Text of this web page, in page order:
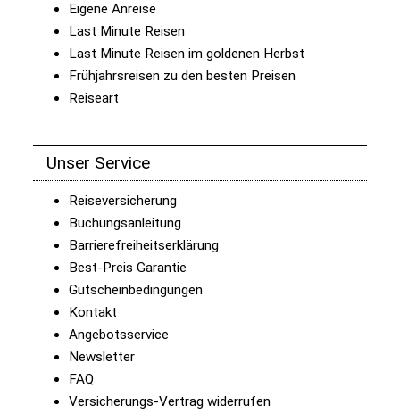
Eigene Anreise
Last Minute Reisen
Last Minute Reisen im goldenen Herbst
Frühjahrsreisen zu den besten Preisen
Reiseart
Unser Service
Reiseversicherung
Buchungsanleitung
Barrierefreiheitserklärung
Best-Preis Garantie
Gutscheinbedingungen
Kontakt
Angebotsservice
Newsletter
FAQ
Versicherungs-Vertrag widerrufen